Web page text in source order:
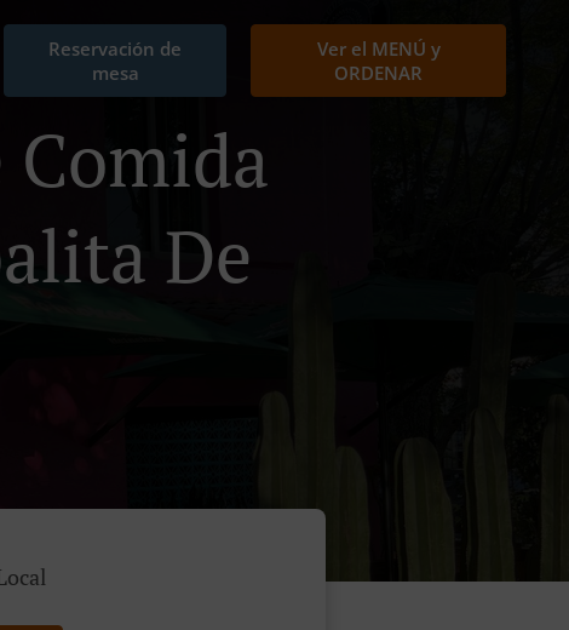
Reservación de
mesa
Ver el MENÚ y
ORDENAR
De